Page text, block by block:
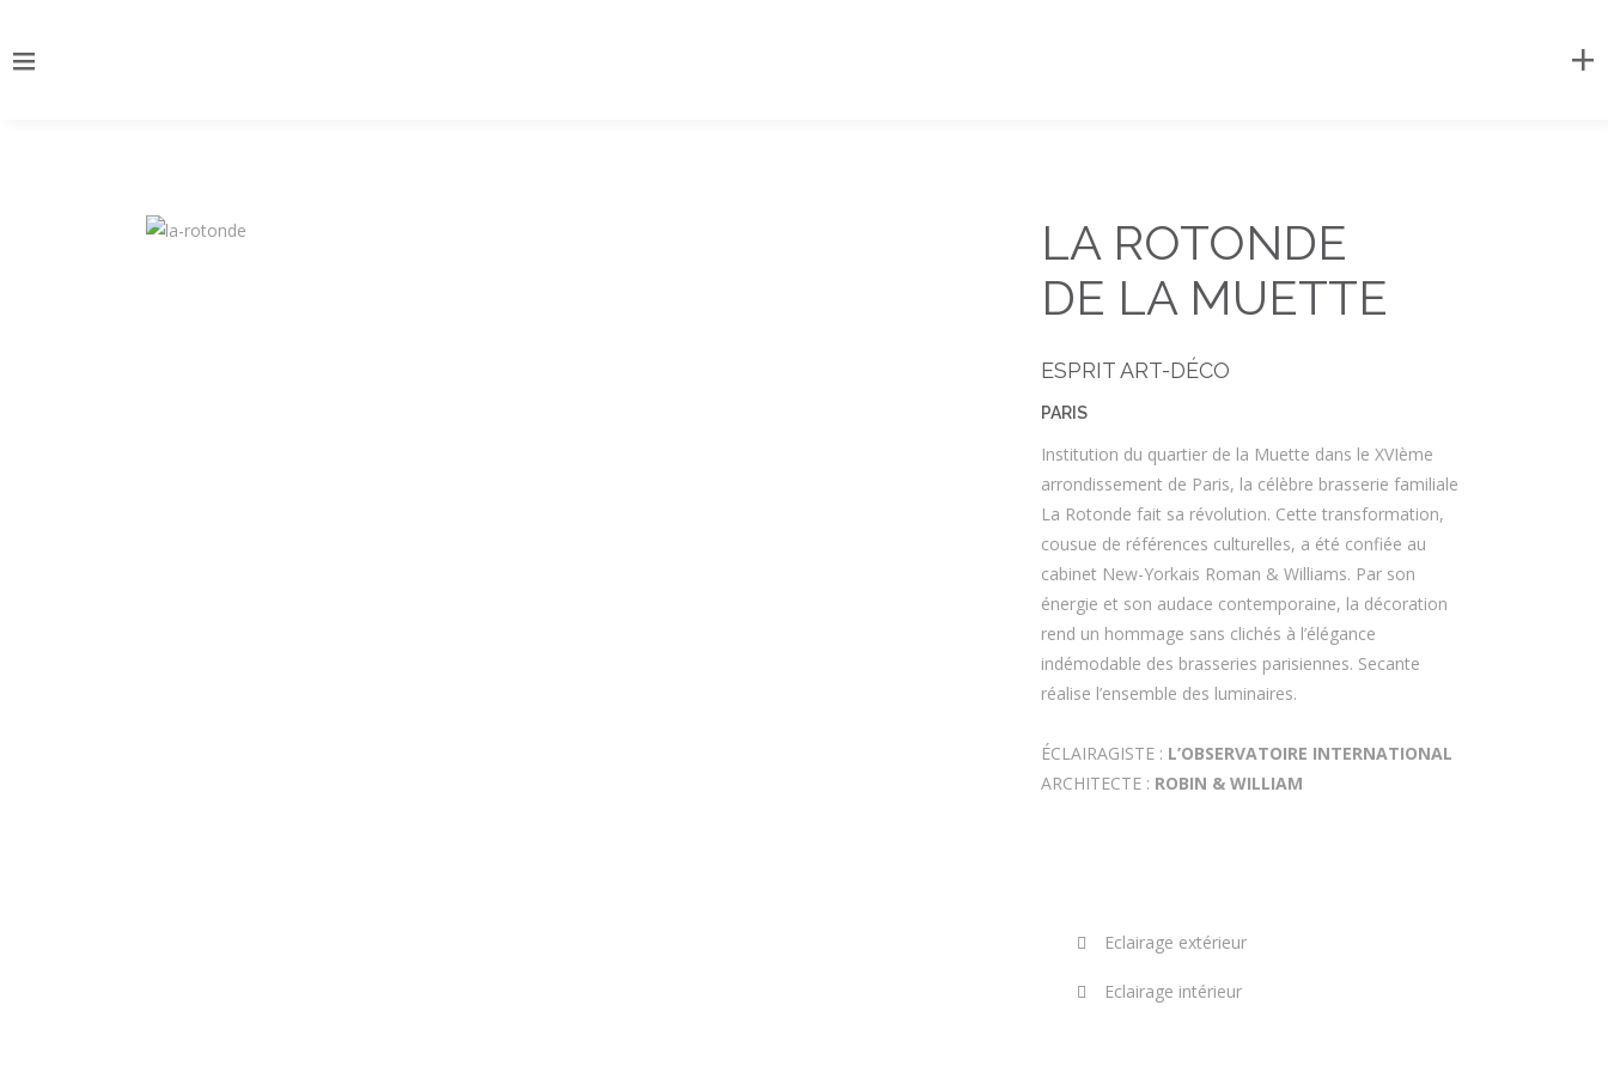
PRINCIPALES RÉALISATIONS
LA ROTONDE
DE LA MUETTE
ESPRIT ART-DÉCO
PARIS
Institution du quartier de la Muette dans le XVIème
arrondissement de Paris, la célèbre brasserie familiale
La Rotonde fait sa révolution. Cette transformation,
cousue de références culturelles, a été confiée au
cabinet New-Yorkais Roman & Williams. Par son
énergie et son audace contemporaine, la décoration
rend un hommage sans clichés à l’élégance
indémodable des brasseries parisiennes. Secante
réalise l’ensemble des luminaires.
ÉCLAIRAGISTE : L’OBSERVATOIRE INTERNATIONAL
ARCHITECTE : ROBIN & WILLIAM
Eclairage extérieur
Eclairage intérieur